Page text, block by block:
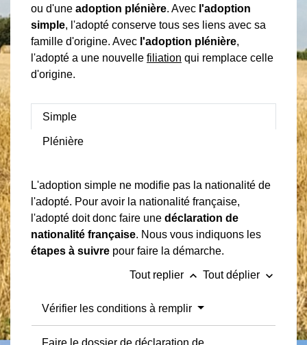
ou d'une adoption plénière. Avec l'adoption
simple, l'adopté conserve tous ses liens avec sa
famille d'origine. Avec l'adoption plénière,
l'adopté a une nouvelle filiation qui remplace celle
d'origine.
Simple
Plénière
L'adoption simple ne modifie pas la nationalité de
l'adopté. Pour avoir la nationalité française,
l'adopté doit donc faire une déclaration de
nationalité française. Nous vous indiquons les
étapes à suivre pour faire la démarche.
Tout replier keyboard_arrow_up Tout déplier keyboard_arrow_down
Vérifier les conditions à remplir